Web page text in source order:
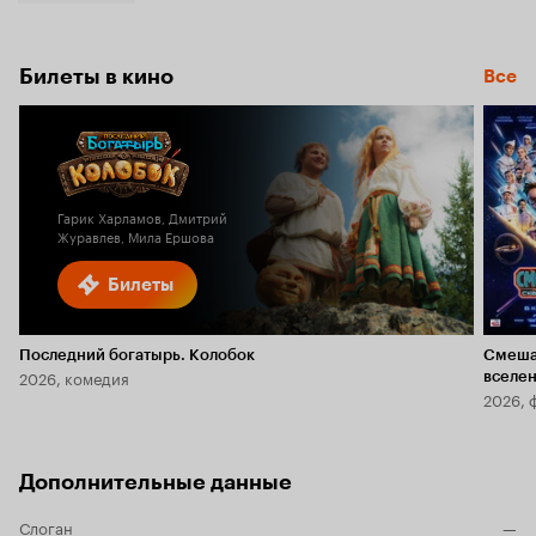
Билеты в кино Все
Билеты
Гарик Харламов, Дмитрий
Журавлев, Мила Ершова
Последний богатырь. Колобок
2026, комедия
2026,
Дополнительные данные
Слоган —